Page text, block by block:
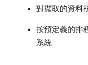
對擷取的資料
按預定義的排
系統